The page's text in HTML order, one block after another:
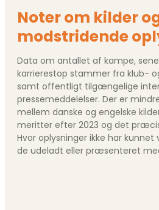
Noter om kilder
modstridende
Data om antallet af kampe,
karrierestop stammer fra klub-
samt offentligt tilgængelige
pressemeddelelser. Der er
mellem danske og engelske
meritter efter 2023 og det
Hvor oplysninger ikke har
de udeladt eller præsenteret